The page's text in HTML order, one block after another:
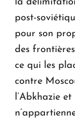
post-
pour son
des
ce qui les
contre
l’Abkhazie